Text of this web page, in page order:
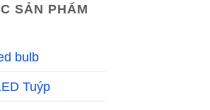
SẢN PHẨM
bulb
Tuýp